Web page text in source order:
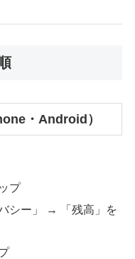
・Android）
プ
シー」 → 「残高」を